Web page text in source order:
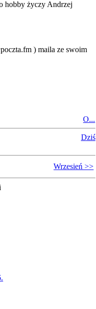
hobby życzy Andrzej
) maila ze swoim
O...
Dziś
Wrzesień >>